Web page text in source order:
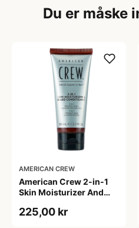
Du er måske
AMERICAN CREW
American Crew 2-in-1
Skin Moisturizer And
ml)
225,00 kr